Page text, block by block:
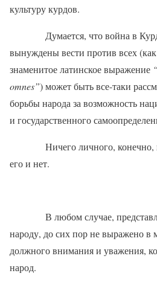
культуру курдов.
Думается, что война в
вынуждены вести против всех
знаменитое латинское выражение “
omnes”) может быть все-таки
борьбы народа за возможность
и государственного
Ничего личного,
его и нет.
В любом случае,
народу, до сих пор не выражено в
должного внимания и уважения,
народ.